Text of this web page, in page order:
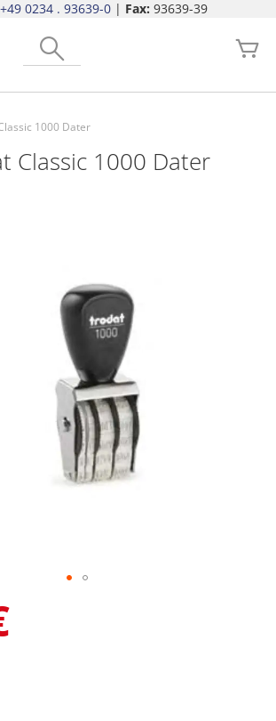
+49 0234 . 93639-0| Fax: 93639-39
springen
1000 Dater
Classic 1000 Dater